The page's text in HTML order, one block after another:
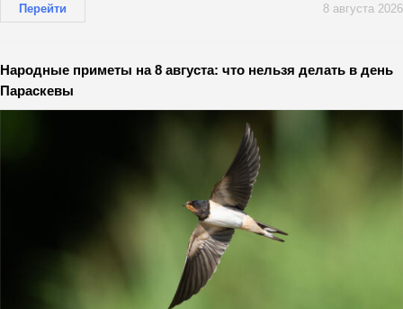
Перейти 8 августа 2026
Народные приметы на 8 августа: что нельзя делать в день
Параскевы